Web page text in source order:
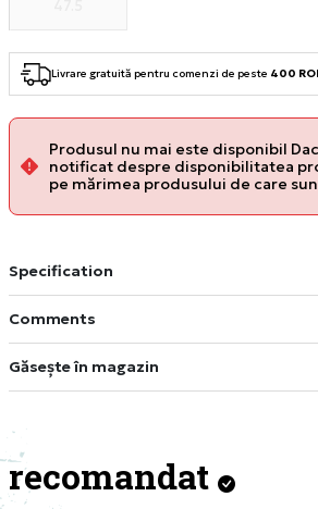
Livrare gratuită pentru comenzi de peste 400
Produsul nu mai este disponibil
notificat despre disponibilitatea
pe mărimea produsului de care
Specification
Comments
Găsește în magazin
recomandat